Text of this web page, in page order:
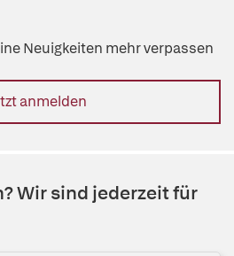
Neuigkeiten mehr verpassen
anmelden
Wir sind jederzeit für